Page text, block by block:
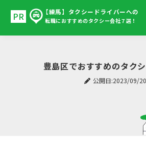
【練馬】タクシードライバーへの
転職におすすめのタクシー会社７選！
豊島区でおすすめのタク
公開日:2023/09/20